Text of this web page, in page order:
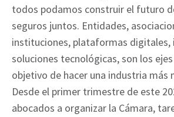
todos podamos construir el futuro
seguros juntos. Entidades,
instituciones, plataformas digitales,
soluciones tecnológicas, son los
objetivo de hacer una industria más
Desde el primer trimestre de este
abocados a organizar la Cámara,